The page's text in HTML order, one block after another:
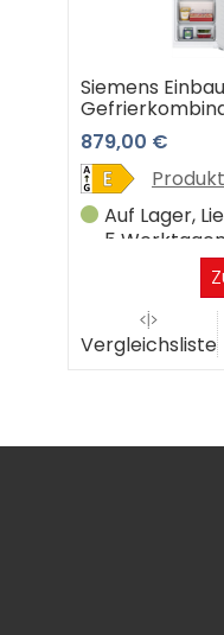
Siemens
KI86VNFE0
879,00 €
Auf Lager,
5 Werktagen
Vergleichsliste